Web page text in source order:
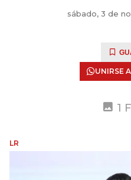
sábado, 3 de
UNIRSE
1
LR